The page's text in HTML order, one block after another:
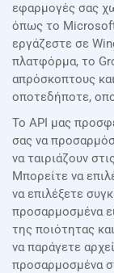
εφαρμογές σας
όπως το Microsoft
εργάζεστε σε
πλατφόρμα, το
απρόσκοπτους
οποτεδήποτε,
Το API μας
σας να
να ταιριάζουν
Μπορείτε να
να επιλέξετε
προσαρμοσμένα
της ποιότητας
να παράγετε
προσαρμοσμένα